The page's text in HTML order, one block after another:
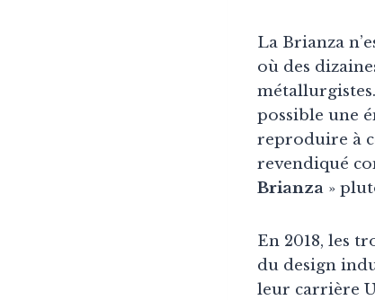
La Brianza
où des
possible une
reproduire à
revendiqué
Brianza »
En 2018, les
du design
leur carrière